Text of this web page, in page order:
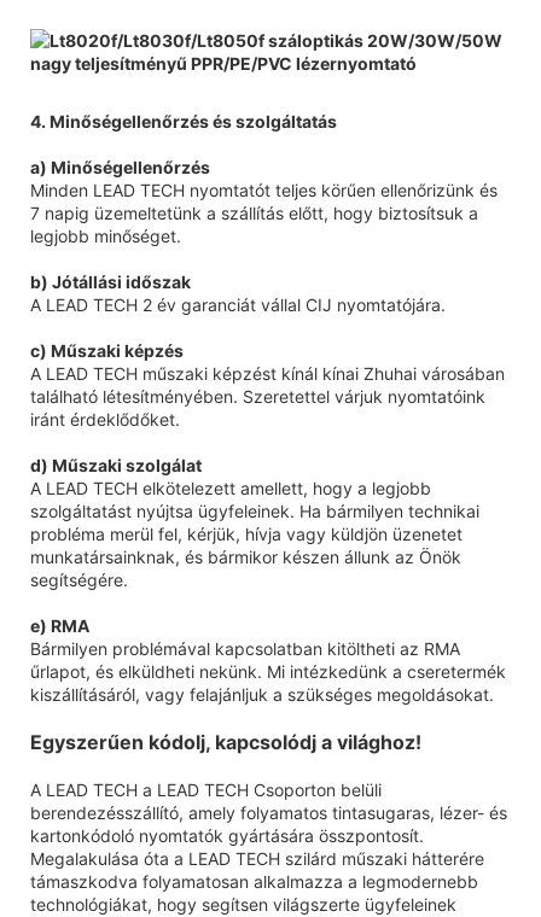
4. Minőségellenőrzés és szolgáltatás
a) Minőségellenőrzés
Minden LEAD TECH nyomtatót teljes körűen ellenőrizünk és
7 napig üzemeltetünk a szállítás előtt, hogy biztosítsuk a
legjobb minőséget.
b) Jótállási időszak
A LEAD TECH 2 év garanciát vállal CIJ nyomtatójára.
c) Műszaki képzés
A LEAD TECH műszaki képzést kínál kínai Zhuhai városában
található létesítményében. Szeretettel várjuk nyomtatóink
iránt érdeklődőket.
d) Műszaki szolgálat
A LEAD TECH elkötelezett amellett, hogy a legjobb
szolgáltatást nyújtsa ügyfeleinek. Ha bármilyen technikai
probléma merül fel, kérjük, hívja vagy küldjön üzenetet
munkatársainknak, és bármikor készen állunk az Önök
segítségére.
e) RMA
Bármilyen problémával kapcsolatban kitöltheti az RMA
űrlapot, és elküldheti nekünk. Mi intézkedünk a cseretermék
kiszállításáról, vagy felajánljuk a szükséges megoldásokat.
Egyszerűen kódolj, kapcsolódj a világhoz!
A LEAD TECH a LEAD TECH Csoporton belüli
berendezésszállító, amely folyamatos tintasugaras, lézer- és
kartonkódoló nyomtatók gyártására összpontosít.
Megalakulása óta a LEAD TECH szilárd műszaki hátterére
támaszkodva folyamatosan alkalmazza a legmodernebb
technológiákat, hogy segítsen világszerte ügyfeleinek